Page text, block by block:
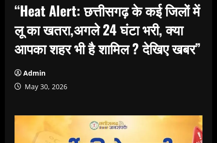
“Heat Alert: छत्तीसगढ़ के कई जिलों में
लू का खतरा,अगले 24 घंटा भरी, क्या
आपका शहर भी है शामिल ? देखिए खबर”
Admin
May 30, 2026